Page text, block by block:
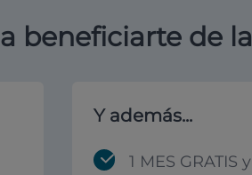
beneficiarte de
Y además...
1 MES GRATIS